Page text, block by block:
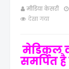
मीडिया केसरी
देखा गया
मेडिकल व
समर्पित